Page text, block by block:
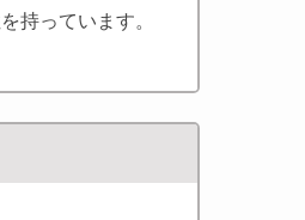
持っています。